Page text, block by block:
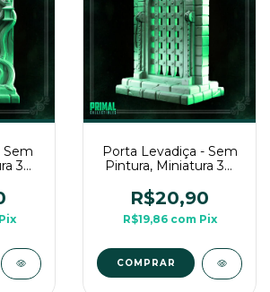
Sem
3D
Pix
Porta Levadiça - Sem
Pintura, Miniatura 3D
R$20,90
R$19,86 com Pix